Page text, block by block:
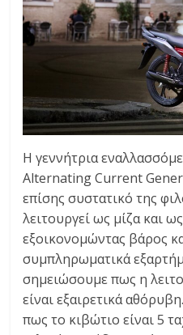
Η γεννήτρια
Alternating Current
επίσης συστατικό της
λειτουργεί ως μίζα και
εξοικονομώντας βάρος
συμπληρωματικά
σημειώσουμε πως η
είναι εξαιρετικά
πως το κιβώτιο είναι 5